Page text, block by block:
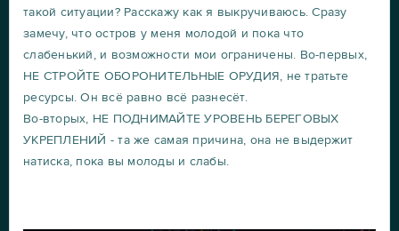
такой ситуации? Расскажу как я выкручиваюсь. Сразу
замечу, что остров у меня молодой и пока что
слабенький, и возможности мои ограничены. Во-первых,
НЕ СТРОЙТЕ ОБОРОНИТЕЛЬНЫЕ ОРУДИЯ, не тратьте
ресурсы. Он всё равно всё разнесёт.
Во-вторых, НЕ ПОДНИМАЙТЕ УРОВЕНЬ БЕРЕГОВЫХ
УКРЕПЛЕНИЙ - та же самая причина, она не выдержит
натиска, пока вы молоды и слабы.